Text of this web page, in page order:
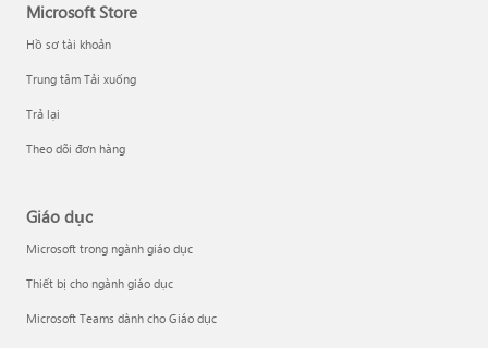
Microsoft Store
Hồ sơ tài khoản
Trung tâm Tải xuống
Trả lại
Theo dõi đơn hàng
Giáo dục
Microsoft trong ngành giáo dục
Thiết bị cho ngành giáo dục
Microsoft Teams dành cho Giáo dục